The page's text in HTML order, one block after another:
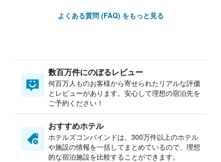
よくある質問 (FAQ) をもっと見る
数百万件にのぼるレビュー
何百万人ものお客様から寄せられたリアルな評価
とレビューがあります。安心して理想の宿泊先を
ご予約ください！
おすすめホテル
ホテルズコンバインドは、300万件以上のホテル
や施設の情報を一括してまとめているので、理想
的な宿泊施設を比較することができます。